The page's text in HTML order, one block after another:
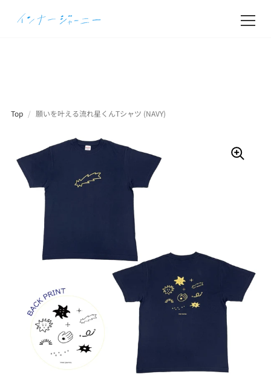
Top / 願いを叶える流れ星くんTシャツ (NAVY)